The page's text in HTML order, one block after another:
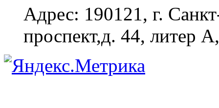
Адрес: 190121, г.
проспект,д. 44, литер